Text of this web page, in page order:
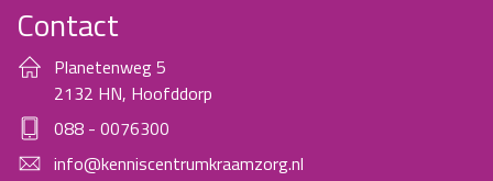
Contact
Planetenweg 5
2132 HN, Hoofddorp
088 - 0076300
info@kenniscentrumkraamzorg.nl